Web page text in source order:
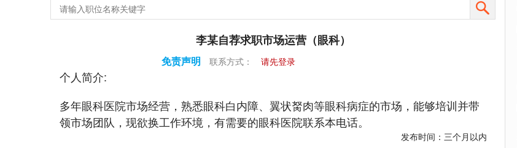
李某自荐求职市场运营（眼科）
免责声明 联系方式： 请先登录
个人简介:
多年眼科医院市场经营，熟悉眼科白内障、翼状胬肉等眼科病症的市场，能够培训并带
领市场团队，现欲换工作环境，有需要的眼科医院联系本电话。
发布时间：三个月以内